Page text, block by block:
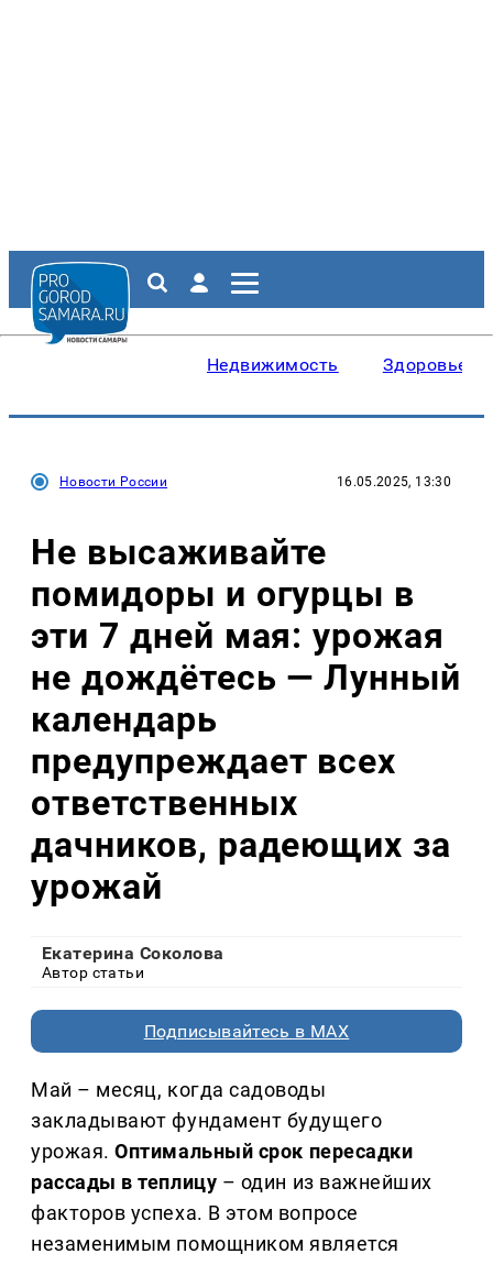
Недвижимость Здоровье
Новости России 16.05.2025, 13:30
Не высаживайте
помидоры и огурцы в
эти 7 дней мая: урожая
не дождётесь — Лунный
календарь
предупреждает всех
ответственных
дачников, радеющих за
урожай
Екатерина Соколова
Автор статьи
Подписывайтесь в MAX
Май – месяц, когда садоводы
закладывают фундамент будущего
урожая.Оптимальный срок пересадки
рассады в теплицу – один из важнейших
факторов успеха. В этом вопросе
незаменимым помощником является